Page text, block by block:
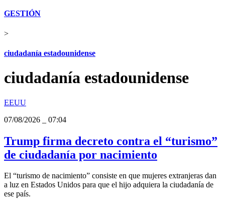
GESTIÓN
>
ciudadanía estadounidense
ciudadanía estadounidense
EEUU
07/08/2026
07:04
Trump firma decreto contra el “turismo”
de ciudadanía por nacimiento
El “turismo de nacimiento” consiste en que mujeres extranjeras dan
a luz en Estados Unidos para que el hijo adquiera la ciudadanía de
ese país.